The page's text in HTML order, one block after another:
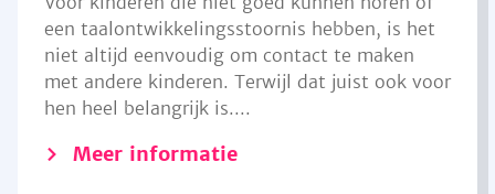
een taalontwikkelingsstoornis hebben, is het
niet altijd eenvoudig om contact te maken
met andere kinderen. Terwijl dat juist ook voor
hen heel belangrijk is....
Meer informatie